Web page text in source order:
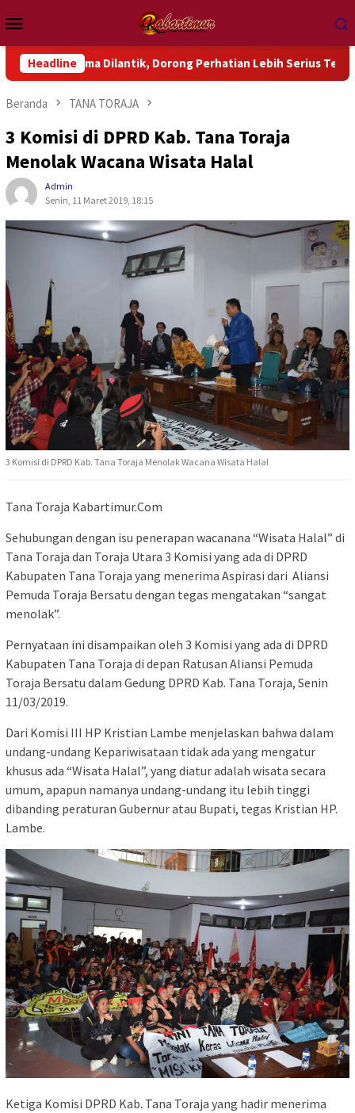
ke
kontenMobile
Headline
Dilantik, Dorong Perhatian Lebih Serius Terhadap Isu Aktual
Beranda TANA TORAJA
3 Komisi di DPRD Kab. Tana Toraja
Menolak Wacana Wisata Halal
Admin
Senin, 11 Maret 2019, 18:15
3 Komisi di DPRD Kab. Tana Toraja Menolak Wacana Wisata Halal
Tana Toraja Kabartimur.Com
Sehubungan dengan isu penerapan wacanana “Wisata Halal” di
Tana Toraja dan Toraja Utara 3 Komisi yang ada di DPRD
Kabupaten Tana Toraja yang menerima Aspirasi dari Aliansi
Pemuda Toraja Bersatu dengan tegas mengatakan “sangat
menolak”.
Pernyataan ini disampaikan oleh 3 Komisi yang ada di DPRD
Kabupaten Tana Toraja di depan Ratusan Aliansi Pemuda
Toraja Bersatu dalam Gedung DPRD Kab. Tana Toraja, Senin
11/03/2019.
Dari Komisi III HP Kristian Lambe menjelaskan bahwa dalam
undang-undang Kepariwisataan tidak ada yang mengatur
khusus ada “Wisata Halal”, yang diatur adalah wisata secara
umum, apapun namanya undang-undang itu lebih tinggi
dibanding peraturan Gubernur atau Bupati, tegas Kristian HP.
Lambe.
Ketiga Komisi DPRD Kab. Tana Toraja yang hadir menerima